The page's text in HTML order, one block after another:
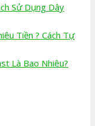
Sử Dụng Dây
Tiền ? Cách Tự
Là Bao Nhiêu?